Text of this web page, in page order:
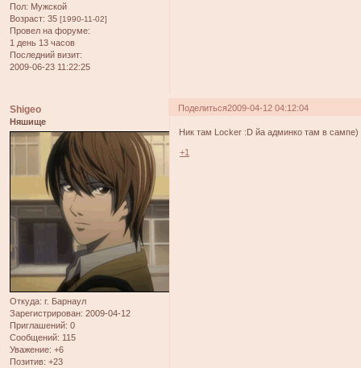
Пол: Мужской
Возраст: 35 [1990-11-02]
Провел на форуме:
1 день 13 часов
Последний визит:
2009-06-23 11:22:25
Поделиться2009-04-12 04:12:04
Shigeo
Няшище
Откуда: г. Барнаул
Зарегистрирован: 2009-04-12
Приглашений: 0
Сообщений: 115
Уважение: +6
Позитив: +23
Ник там Locker :D йа админко там в сампе)
+1